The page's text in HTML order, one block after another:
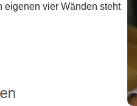
eigenen vier Wänden steht